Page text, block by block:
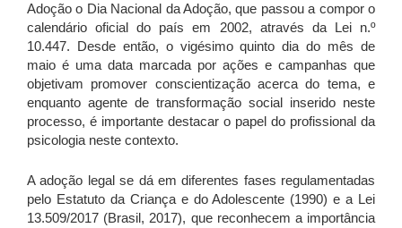
Adoção o Dia Nacional da Adoção, que passou a compor o
calendário oficial do país em 2002, através da Lei n.º
10.447. Desde então, o vigésimo quinto dia do mês de
maio é uma data marcada por ações e campanhas que
objetivam promover conscientização acerca do tema, e
enquanto agente de transformação social inserido neste
processo, é importante destacar o papel do profissional da
psicologia neste contexto.
A adoção legal se dá em diferentes fases regulamentadas
pelo Estatuto da Criança e do Adolescente (1990) e a Lei
13.509/2017 (Brasil, 2017), que reconhecem a importância